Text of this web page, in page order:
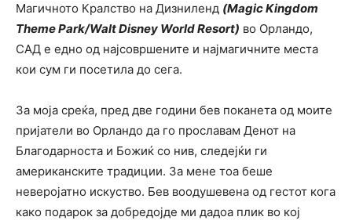
Магичното Кралство на Дизниленд (Magic Kingdom
Theme Park/Walt Disney World Resort) во Орландо,
САД е едно од најсовршените и најмагичните места
кои сум ги посетила до сега.
За моја среќа, пред две години бев поканета од моите
пријатели во Орландо да го прославам Денот на
Благодарноста и Божиќ со нив, следејќи ги
американските традиции. За мене тоа беше
неверојатно искуство. Бев воодушевена од гестот кога
како подарок за добредојде ми дадоа плик во кој